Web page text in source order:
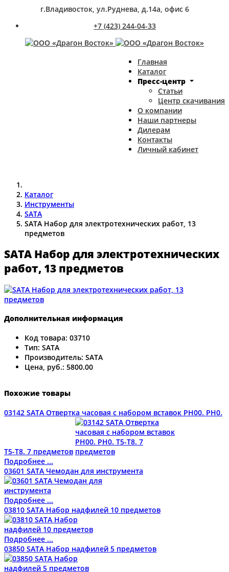
г.Владивосток, ул.Руднева, д.14а, офис 6
+7 (423) 244-04-33
Главная
Каталог
Пресс-центр
Статьи
Центр скачивания
О компании
Наши партнеры
Дилерам
Контакты
Личный кабинет
Каталог
Инструменты
SATA
SATA Набор для электротехнических работ, 13
предметов
SATA Набор для электротехнических
работ, 13 предметов
Дополнительная информация
Код товара: 03710
Тип: SATA
Производитель: SATA
Цена, руб.: 5800.00
Похожие товары
03142 SATA Отвертка часовая с набором вставок PH00. PH0.
T5-T8. 7 предметов
Подробнее ...
03601 SATA Чемодан для инструмента
Подробнее ...
03810 SATA Набор надфилей 10 предметов
Подробнее ...
03850 SATA Набор надфилей 5 предметов